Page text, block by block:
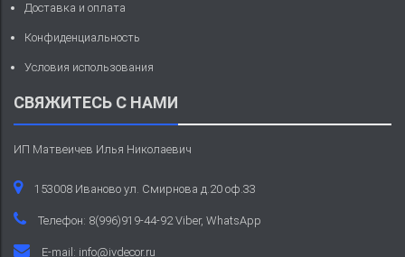
Доставка и оплата
Конфиденциальность
Условия использования
СВЯЖИТЕСЬ С НАМИ
ИП Матвеичев Илья Николаевич
153008 Иваново ул. Смирнова д.20 оф.33
Телефон: 8(996)919-44-92 Viber, WhatsApp
E-mail: info@ivdecor.ru